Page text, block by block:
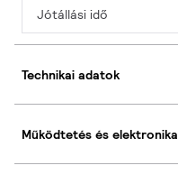
Jótállási idő
Technikai adatok
Működtetés és elektronika